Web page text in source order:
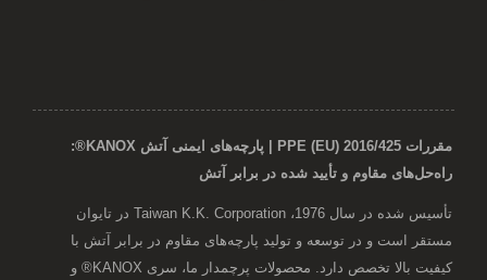
مقررات PPE (EU) 2016/425 | پارچه‌های ایمنی آتش KANOX®:
راه‌حل‌های مقاوم و تأیید شده در برابر آتش
تأسیس شده در سال 1976، Taiwan K.K. Corporation در تایوان
مستقر است و در توسعه و تولید پارچه‌های مقاوم در برابر آتش با
کیفیت بالا تخصص دارد. محصولات پرچمدار ما، سری KANOX® و